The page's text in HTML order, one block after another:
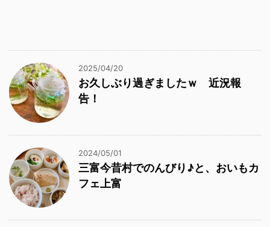
2025/04/20
お久しぶり過ぎましたｗ 近況報
告！
2024/05/01
三富今昔村でのんびり♪と、おいもカ
フェ上富